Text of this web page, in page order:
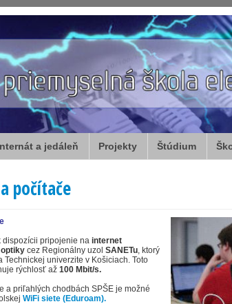
a jedáleň Projekty Štúdium
počítače
dispozícii pripojenie na internet
optiky cez Regionálny uzol SANETu, ktorý
Technickej univerzite v Košiciach. Toto
rýchlosť až 100 Mbit/s.
a priľahlých chodbách SPŠE je možné
WiFi siete (Eduroam).